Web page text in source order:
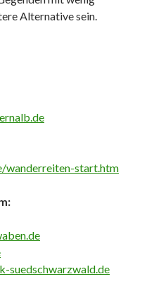
Alternative sein.
wanderreiten-start.htm
suedschwarzwald.de